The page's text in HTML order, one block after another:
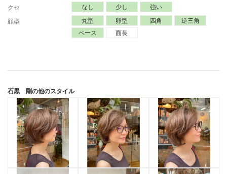
クセ
なし 少し
強い
顔型
丸型 卵型 四角
逆三角
ベース
面長
石黒 剛の他のスタイル